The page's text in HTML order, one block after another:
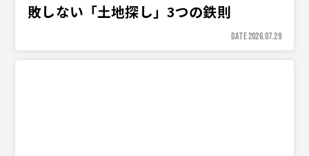
敗しない「土地探し」3つの鉄則
DATE 2026.07.29